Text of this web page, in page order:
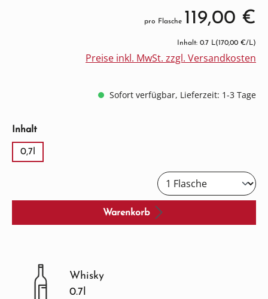
pro Flasche 119,00 €
Inhalt: 0.7 L(170,00 €/L)
Preise inkl. MwSt. zzgl. Versandkosten
Sofort verfügbar, Lieferzeit: 1-3 Tage
Inhaltauswählen
0,7l
Warenkorb
Whisky
0.7l